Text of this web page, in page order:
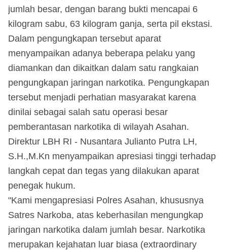
jumlah besar, dengan barang bukti mencapai 6
kilogram sabu, 63 kilogram ganja, serta pil ekstasi.
Dalam pengungkapan tersebut aparat
menyampaikan adanya beberapa pelaku yang
diamankan dan dikaitkan dalam satu rangkaian
pengungkapan jaringan narkotika. Pengungkapan
tersebut menjadi perhatian masyarakat karena
dinilai sebagai salah satu operasi besar
pemberantasan narkotika di wilayah Asahan.
Direktur LBH RI - Nusantara Julianto Putra LH,
S.H.,M.Kn menyampaikan apresiasi tinggi terhadap
langkah cepat dan tegas yang dilakukan aparat
penegak hukum.
"Kami mengapresiasi Polres Asahan, khususnya
Satres Narkoba, atas keberhasilan mengungkap
jaringan narkotika dalam jumlah besar. Narkotika
merupakan kejahatan luar biasa (extraordinary